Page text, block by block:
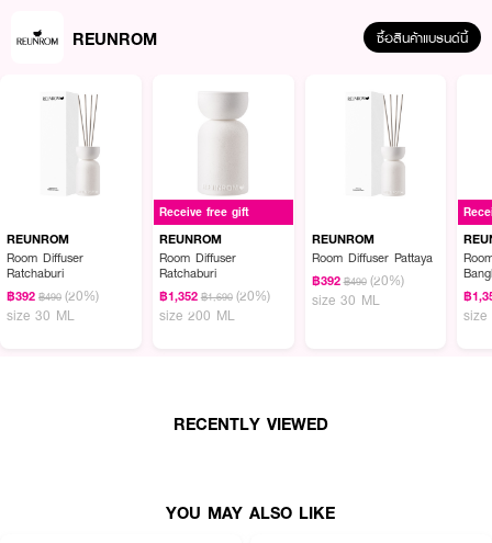
● รื่นรมย์ รูมดิฟฟิวเซอร์ กลิ่น นอร์ทเทิร์น เบอร์รี่ (Northern Berry)
เมลและมัสก์ได้อย่างลงตัว
● ชวนให้นึกถึงความสุขและเวทมนตร์แห่งเทศกาลเฉลิมฉลองในช่วงปลายปี
หอมได้อย่างมีประสิทธิภาพ
● ช่วยปรับเปลี่ยนบรรยากาศภายในห้องให้มีความสดใส อบอุ่น เติมเต็มบรรยากาศ
แห่งการพักผ่อน
● รูปทรงขวดสวยงามกะทัดรัด สามารถใช้จัดวางตกแต่งมุมห้องต่างๆ ได้อย่าง
ลงตัว
REUNROM ซื้อสินค้าแบรนด์นี้
REUNROM
Room Diffuser
Ratchaburi
฿392 ฿490 (20%)
size 30 ML
Receive free gift
REUNROM
Room Diffuser
Ratchaburi
฿1,352 ฿1,690 (20%)
size 200 ML
REUNROM
Room Diffuser Pattaya
฿392 ฿490 (20%)
size 30 ML
฿
size
RECENTLY VIEWED
YOU MAY ALSO LIKE